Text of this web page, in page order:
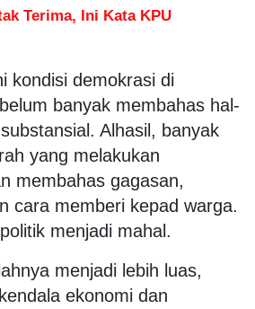
Terima, Ini Kata KPU
kondisi demokrasi di
banyak membahas hal-
Alhasil, banyak
yang melakukan
membahas gagasan,
cara memberi kepad warga.
menjadi mahal.
menjadi lebih luas,
ekonomi dan